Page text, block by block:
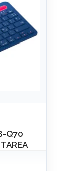
Q70